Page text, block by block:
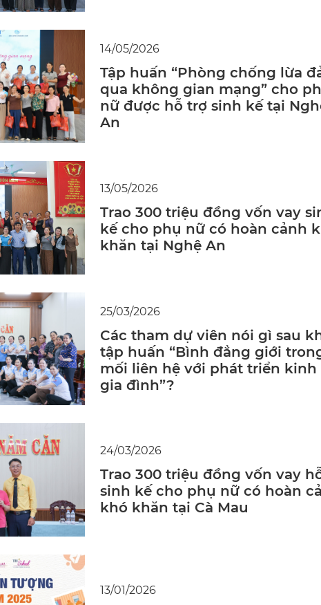
14/05/2026
Tập huấn “Phòng chống lừa
qua không gian mạng” cho
nữ được hỗ trợ sinh kế tại
An
13/05/2026
Trao 300 triệu đồng vốn vay
kế cho phụ nữ có hoàn cảnh
khăn tại Nghệ An
25/03/2026
Các tham dự viên nói gì sau
tập huấn “Bình đẳng giới
mối liên hệ với phát triển kinh
gia đình”?
24/03/2026
Trao 300 triệu đồng vốn vay
sinh kế cho phụ nữ có hoàn
khó khăn tại Cà Mau
13/01/2026